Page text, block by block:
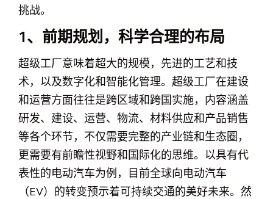
挑战。
1、前期规划，科学合理的布局
超级工厂意味着超大的规模，先进的工艺和技
术，以及数字化和智能化管理。超级工厂在建设
和运营方面往往是跨区域和跨国实施，内容涵盖
研发、建设、运营、物流、材料供应和产品销售
等各个环节，不仅需要完整的产业链和生态圈，
更需要有前瞻性视野和国际化的思维。以具有代
表性的电动汽车为例，目前全球向电动汽车
（EV）的转变预示着可持续交通的美好未来。然